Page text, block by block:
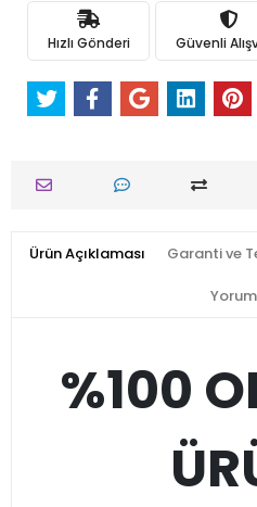
Hızlı Gönderi Güvenli
Ürün Açıklaması Garanti ve
%100